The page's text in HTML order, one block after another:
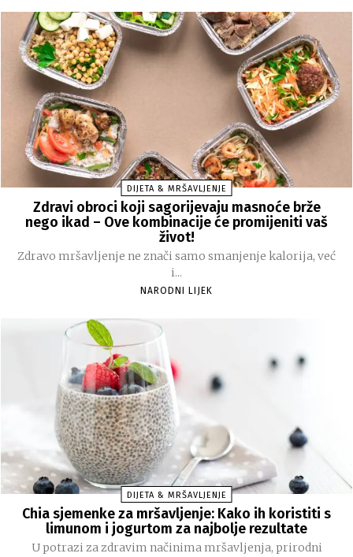
DIJETA & MRŠAVLJENJE
Zdravi obroci koji sagorijevaju masnoće brže
nego ikad – Ove kombinacije će promijeniti vaš
život!
Zdravo mršavljenje ne znači samo smanjenje kalorija, već
i...
NARODNI LIJEK
DIJETA & MRŠAVLJENJE
Chia sjemenke za mršavljenje: Kako ih koristiti s
limunom i jogurtom za najbolje rezultate
U potrazi za zdravim načinima mršavljenja, prirodni